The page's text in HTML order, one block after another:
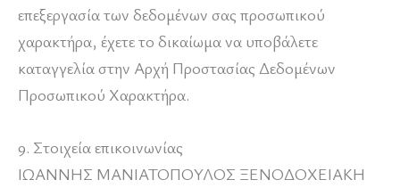
επεξεργασία των δεδομένων σας προσωπικού
χαρακτήρα, έχετε το δικαίωμα να υποβάλετε
καταγγελία στην Αρχή Προστασίας Δεδομένων
Προσωπικού Χαρακτήρα.
9. Στοιχεία επικοινωνίας
ΙΩΑΝΝΗΣ ΜΑΝΙΑΤΟΠΟΥΛΟΣ ΞΕΝΟΔΟΧΕΙΑΚΗ